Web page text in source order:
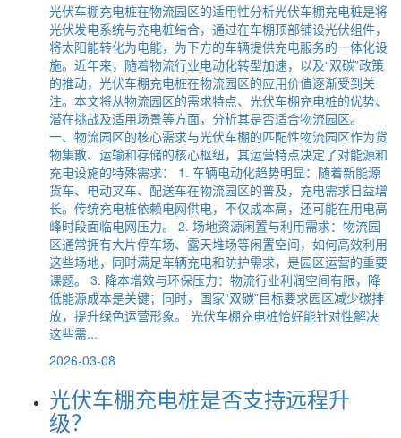
光伏车棚充电桩在物流园区的适用性分析光伏车棚充电桩是将
光伏发电系统与充电桩结合，通过在车棚顶部铺设光伏组件，
将太阳能转化为电能，为下方的车辆提供充电服务的一体化设
施。近年来，随着物流行业电动化转型加速，以及“双碳”政策
的推动，光伏车棚充电桩在物流园区的应用价值逐渐受到关
注。本文将从物流园区的需求特点、光伏车棚充电桩的优势、
潜在挑战及适用场景等方面，分析其是否适合物流园区。
一、物流园区的核心需求与光伏车棚的匹配性物流园区作为货
物集散、运输和存储的核心枢纽，其运营特点决定了对能源和
充电设施的特殊需求： 1. 车辆电动化趋势明显：随着新能源
货车、电动叉车、配送车在物流园区的普及，充电需求日益增
长。传统充电桩依赖电网供电，不仅成本高，还可能在用电高
峰时段面临电网压力。 2. 场地资源闲置与利用需求：物流园
区通常拥有大片停车场、露天堆场等闲置空间，如何高效利用
这些场地，同时满足车辆充电和防护需求，是园区运营的重要
课题。 3. 降本增效与环保压力：物流行业利润空间有限，降
低能源成本是关键；同时，国家“双碳”目标要求园区减少碳排
放，提升绿色运营形象。 光伏车棚充电桩恰好能针对性解决
这些需...
2026-03-08
光伏车棚充电桩是否支持远程升
级？